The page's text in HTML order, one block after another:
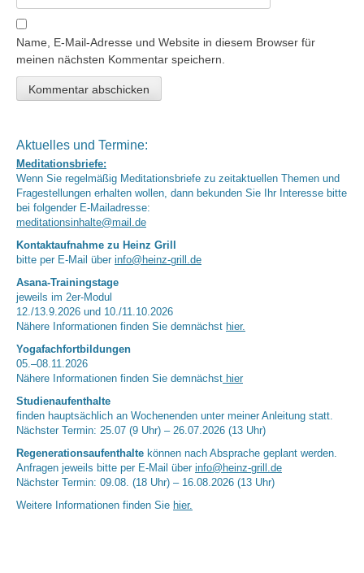
Name, E-Mail-Adresse und Website in diesem Browser für
meinen nächsten Kommentar speichern.
Aktuelles und Termine:
Meditationsbriefe:
Wenn Sie regelmäßig Meditationsbriefe zu zeitaktuellen Themen und
Fragestellungen erhalten wollen, dann bekunden Sie Ihr Interesse bitte
bei folgender E-Mailadresse:
meditationsinhalte@mail.de
Kontaktaufnahme zu Heinz Grill
bitte per E-Mail über info@heinz-grill.de
Asana-Trainingstage
jeweils im 2er-Modul
12./13.9.2026 und 10./11.10.2026
Nähere Informationen finden Sie demnächst hier.
Yogafachfortbildungen
05.–08.11.2026
Nähere Informationen finden Sie demnächst hier
Studienaufenthalte
finden hauptsächlich an Wochenenden unter meiner Anleitung statt.
Nächster Termin: 25.07 (9 Uhr) – 26.07.2026 (13 Uhr)
Regenerationsaufenthalte können nach Absprache geplant werden.
Anfragen jeweils bitte per E-Mail über info@heinz-grill.de
Nächster Termin: 09.08. (18 Uhr) – 16.08.2026 (13 Uhr)
Weitere Informationen finden Sie hier.